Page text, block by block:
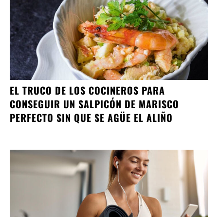
EL TRUCO DE LOS COCINEROS PARA
CONSEGUIR UN SALPICÓN DE MARISCO
PERFECTO SIN QUE SE AGÜE EL ALIÑO